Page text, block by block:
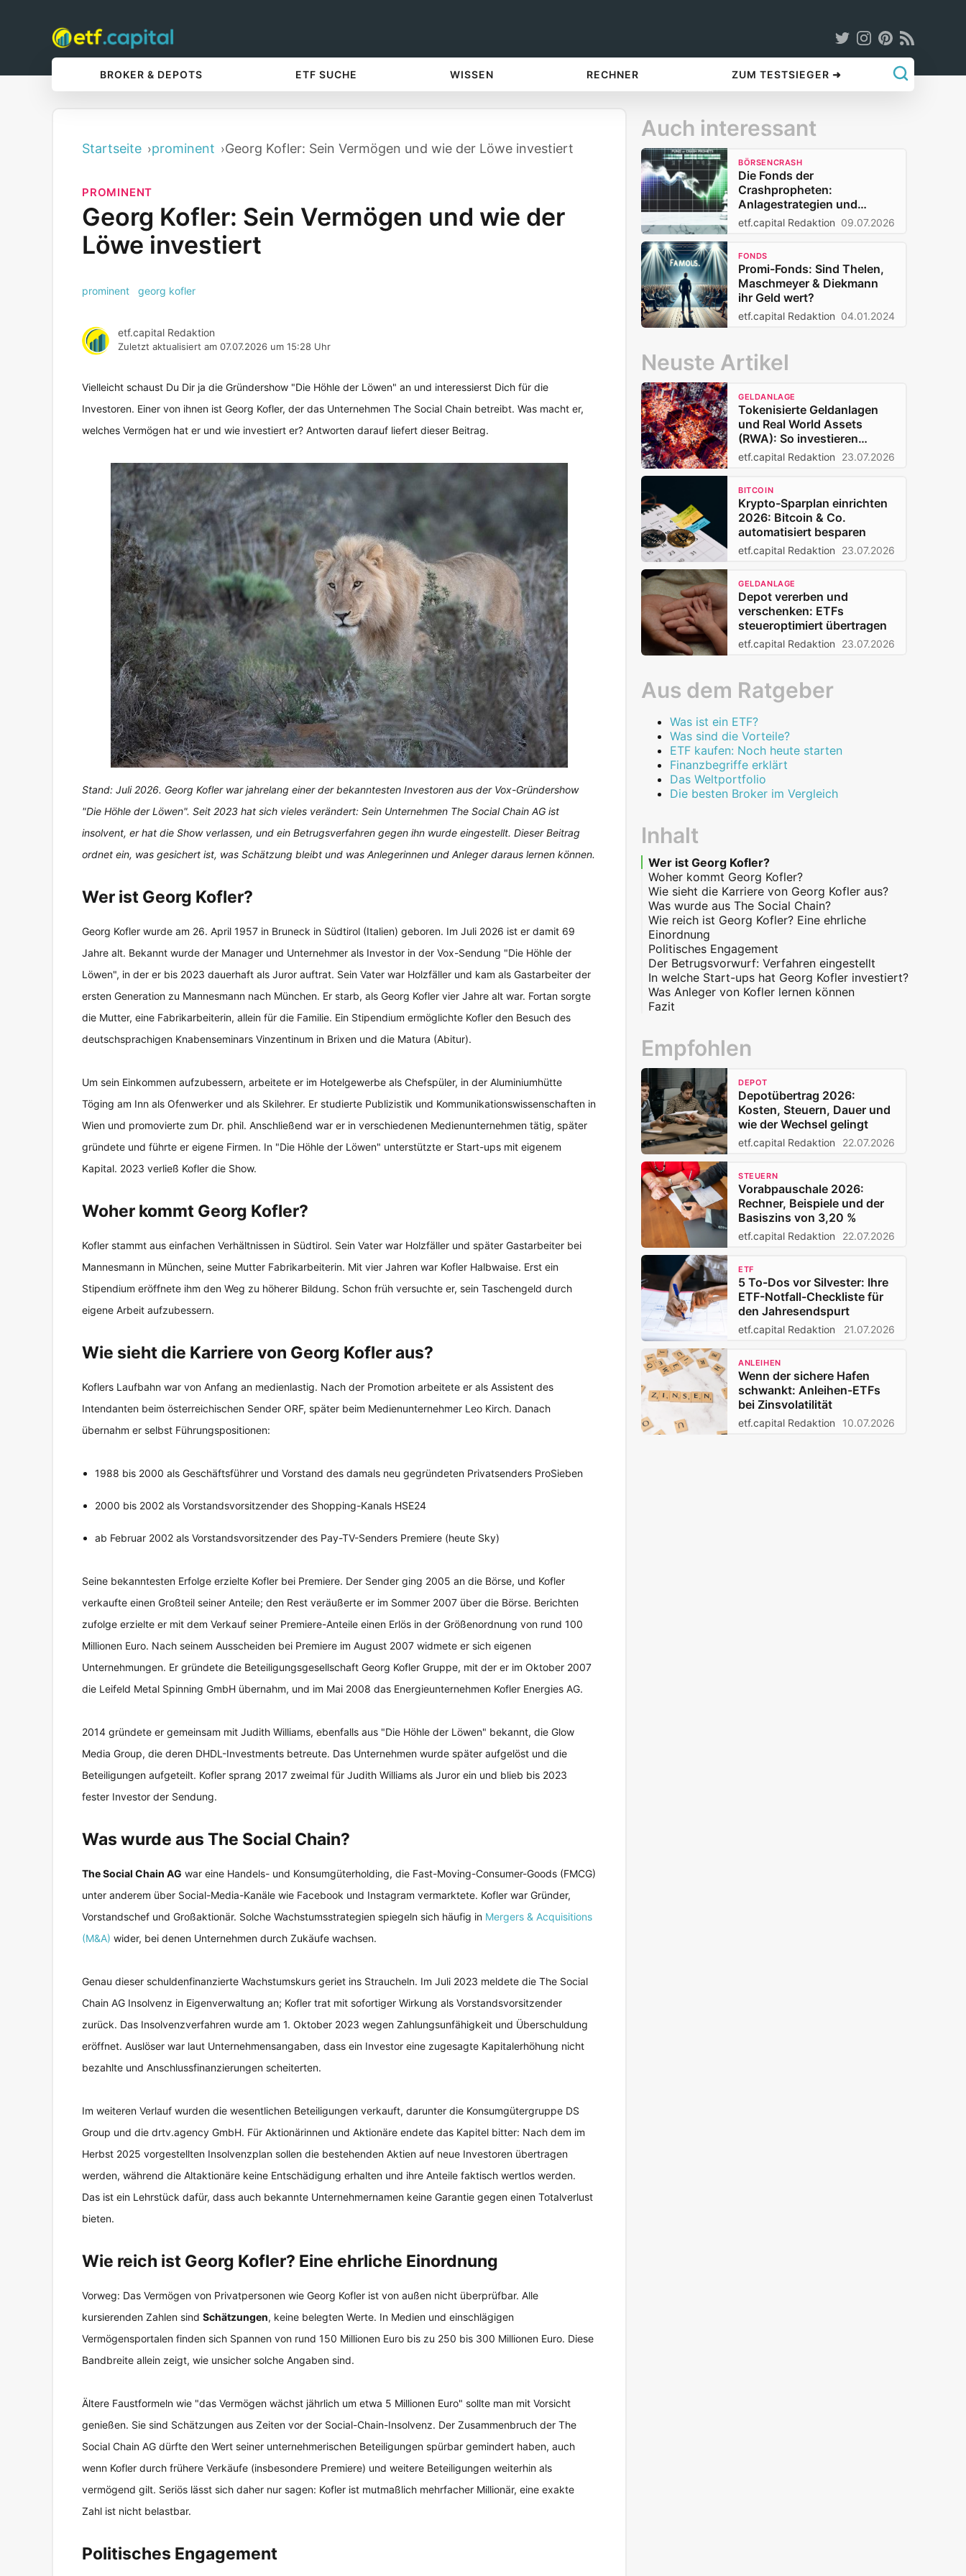
BROKER & DEPOTS ETF SUCHE WISSEN RECHNER ZUM TESTSIEGER ➜
Startseite prominent Georg Kofler: Sein Vermögen und wie der Löwe investiert
PROMINENT
Georg Kofler: Sein Vermögen und wie der
Löwe investiert
prominent georg kofler
etf.capital Redaktion
Zuletzt aktualisiert am 07.07.2026 um 15:28 Uhr
Vielleicht schaust Du Dir ja die Gründershow "Die Höhle der Löwen" an und interessierst Dich für die
Investoren. Einer von ihnen ist Georg Kofler, der das Unternehmen The Social Chain betreibt. Was macht er,
welches Vermögen hat er und wie investiert er? Antworten darauf liefert dieser Beitrag.
Stand: Juli 2026. Georg Kofler war jahrelang einer der bekanntesten Investoren aus der Vox-Gründershow
"Die Höhle der Löwen". Seit 2023 hat sich vieles verändert: Sein Unternehmen The Social Chain AG ist
insolvent, er hat die Show verlassen, und ein Betrugsverfahren gegen ihn wurde eingestellt. Dieser Beitrag
ordnet ein, was gesichert ist, was Schätzung bleibt und was Anlegerinnen und Anleger daraus lernen können.
Wer ist Georg Kofler?
Georg Kofler wurde am 26. April 1957 in Bruneck in Südtirol (Italien) geboren. Im Juli 2026 ist er damit 69
Jahre alt. Bekannt wurde der Manager und Unternehmer als Investor in der Vox-Sendung "Die Höhle der
Löwen", in der er bis 2023 dauerhaft als Juror auftrat. Sein Vater war Holzfäller und kam als Gastarbeiter der
ersten Generation zu Mannesmann nach München. Er starb, als Georg Kofler vier Jahre alt war. Fortan sorgte
die Mutter, eine Fabrikarbeiterin, allein für die Familie. Ein Stipendium ermöglichte Kofler den Besuch des
deutschsprachigen Knabenseminars Vinzentinum in Brixen und die Matura (Abitur).
Um sein Einkommen aufzubessern, arbeitete er im Hotelgewerbe als Chefspüler, in der Aluminiumhütte
Töging am Inn als Ofenwerker und als Skilehrer. Er studierte Publizistik und Kommunikationswissenschaften in
Wien und promovierte zum Dr. phil. Anschließend war er in verschiedenen Medienunternehmen tätig, später
gründete und führte er eigene Firmen. In "Die Höhle der Löwen" unterstützte er Start-ups mit eigenem
Kapital. 2023 verließ Kofler die Show.
Woher kommt Georg Kofler?
Kofler stammt aus einfachen Verhältnissen in Südtirol. Sein Vater war Holzfäller und später Gastarbeiter bei
Mannesmann in München, seine Mutter Fabrikarbeiterin. Mit vier Jahren war Kofler Halbwaise. Erst ein
Stipendium eröffnete ihm den Weg zu höherer Bildung. Schon früh versuchte er, sein Taschengeld durch
eigene Arbeit aufzubessern.
Wie sieht die Karriere von Georg Kofler aus?
Koflers Laufbahn war von Anfang an medienlastig. Nach der Promotion arbeitete er als Assistent des
Intendanten beim österreichischen Sender ORF, später beim Medienunternehmer Leo Kirch. Danach
übernahm er selbst Führungspositionen:
1988 bis 2000 als Geschäftsführer und Vorstand des damals neu gegründeten Privatsenders ProSieben
2000 bis 2002 als Vorstandsvorsitzender des Shopping-Kanals HSE24
ab Februar 2002 als Vorstandsvorsitzender des Pay-TV-Senders Premiere (heute Sky)
Seine bekanntesten Erfolge erzielte Kofler bei Premiere. Der Sender ging 2005 an die Börse, und Kofler
verkaufte einen Großteil seiner Anteile; den Rest veräußerte er im Sommer 2007 über die Börse. Berichten
zufolge erzielte er mit dem Verkauf seiner Premiere-Anteile einen Erlös in der Größenordnung von rund 100
Millionen Euro. Nach seinem Ausscheiden bei Premiere im August 2007 widmete er sich eigenen
Unternehmungen. Er gründete die Beteiligungsgesellschaft Georg Kofler Gruppe, mit der er im Oktober 2007
die Leifeld Metal Spinning GmbH übernahm, und im Mai 2008 das Energieunternehmen Kofler Energies AG.
2014 gründete er gemeinsam mit Judith Williams, ebenfalls aus "Die Höhle der Löwen" bekannt, die Glow
Media Group, die deren DHDL-Investments betreute. Das Unternehmen wurde später aufgelöst und die
Beteiligungen aufgeteilt. Kofler sprang 2017 zweimal für Judith Williams als Juror ein und blieb bis 2023
fester Investor der Sendung.
Was wurde aus The Social Chain?
The Social Chain AG war eine Handels- und Konsumgüterholding, die Fast-Moving-Consumer-Goods (FMCG)
unter anderem über Social-Media-Kanäle wie Facebook und Instagram vermarktete. Kofler war Gründer,
Vorstandschef und Großaktionär. Solche Wachstumsstrategien spiegeln sich häufig in Mergers & Acquisitions
(M&A) wider, bei denen Unternehmen durch Zukäufe wachsen.
Genau dieser schuldenfinanzierte Wachstumskurs geriet ins Straucheln. Im Juli 2023 meldete die The Social
Chain AG Insolvenz in Eigenverwaltung an; Kofler trat mit sofortiger Wirkung als Vorstandsvorsitzender
zurück. Das Insolvenzverfahren wurde am 1. Oktober 2023 wegen Zahlungsunfähigkeit und Überschuldung
eröffnet. Auslöser war laut Unternehmensangaben, dass ein Investor eine zugesagte Kapitalerhöhung nicht
bezahlte und Anschlussfinanzierungen scheiterten.
Im weiteren Verlauf wurden die wesentlichen Beteiligungen verkauft, darunter die Konsumgütergruppe DS
Group und die drtv.agency GmbH. Für Aktionärinnen und Aktionäre endete das Kapitel bitter: Nach dem im
Herbst 2025 vorgestellten Insolvenzplan sollen die bestehenden Aktien auf neue Investoren übertragen
werden, während die Altaktionäre keine Entschädigung erhalten und ihre Anteile faktisch wertlos werden.
Das ist ein Lehrstück dafür, dass auch bekannte Unternehmernamen keine Garantie gegen einen Totalverlust
bieten.
Wie reich ist Georg Kofler? Eine ehrliche Einordnung
Vorweg: Das Vermögen von Privatpersonen wie Georg Kofler ist von außen nicht überprüfbar. Alle
kursierenden Zahlen sind Schätzungen, keine belegten Werte. In Medien und einschlägigen
Vermögensportalen finden sich Spannen von rund 150 Millionen Euro bis zu 250 bis 300 Millionen Euro. Diese
Bandbreite allein zeigt, wie unsicher solche Angaben sind.
Ältere Faustformeln wie "das Vermögen wächst jährlich um etwa 5 Millionen Euro" sollte man mit Vorsicht
genießen. Sie sind Schätzungen aus Zeiten vor der Social-Chain-Insolvenz. Der Zusammenbruch der The
Social Chain AG dürfte den Wert seiner unternehmerischen Beteiligungen spürbar gemindert haben, auch
wenn Kofler durch frühere Verkäufe (insbesondere Premiere) und weitere Beteiligungen weiterhin als
vermögend gilt. Seriös lässt sich daher nur sagen: Kofler ist mutmaßlich mehrfacher Millionär, eine exakte
Zahl ist nicht belastbar.
Politisches Engagement
Auch interessant
BÖRSENCRASH
Die Fonds der
Crashpropheten:
Anlagestrategien und
Risiken
etf.capital Redaktion 09.07.2026
FONDS
Promi-Fonds: Sind Thelen,
Maschmeyer & Diekmann
ihr Geld wert?
etf.capital Redaktion 04.01.2024
Neuste Artikel
GELDANLAGE
Tokenisierte Geldanlagen
und Real World Assets
(RWA): So investieren
Privatanleger 2026
etf.capital Redaktion 23.07.2026
BITCOIN
Krypto-Sparplan einrichten
2026: Bitcoin & Co.
automatisiert besparen
etf.capital Redaktion 23.07.2026
GELDANLAGE
Depot vererben und
verschenken: ETFs
steueroptimiert übertragen
etf.capital Redaktion 23.07.2026
Aus dem Ratgeber
Was ist ein ETF?
Was sind die Vorteile?
ETF kaufen: Noch heute starten
Finanzbegriffe erklärt
Das Weltportfolio
Die besten Broker im Vergleich
Inhalt
Wer ist Georg Kofler?
Woher kommt Georg Kofler?
Wie sieht die Karriere von Georg Kofler aus?
Was wurde aus The Social Chain?
Wie reich ist Georg Kofler? Eine ehrliche
Einordnung
Politisches Engagement
Der Betrugsvorwurf: Verfahren eingestellt
In welche Start-ups hat Georg Kofler investiert?
Was Anleger von Kofler lernen können
Fazit
Empfohlen
DEPOT
Depotübertrag 2026:
Kosten, Steuern, Dauer und
wie der Wechsel gelingt
etf.capital Redaktion 22.07.2026
STEUERN
Vorabpauschale 2026:
Rechner, Beispiele und der
Basiszins von 3,20 %
etf.capital Redaktion 22.07.2026
ETF
5 To-Dos vor Silvester: Ihre
ETF-Notfall-Checkliste für
den Jahresendspurt
etf.capital Redaktion 21.07.2026
ANLEIHEN
Wenn der sichere Hafen
schwankt: Anleihen-ETFs
bei Zinsvolatilität
etf.capital Redaktion 10.07.2026